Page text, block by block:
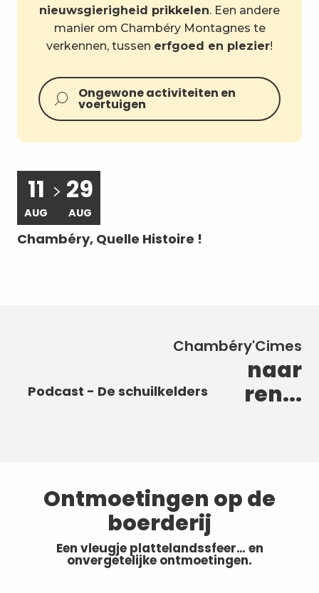
nieuwsgierigheid prikkelen. Een andere
manier om Chambéry Montagnes te
verkennen, tussen erfgoed en plezier!
Ongewone activiteiten en
voertuigen
11
AUG
29
AUG
Chambéry, Quelle Histoire !
Chambéry'Cimes
Ontdekkingen om naar
te luisteren...
Podcast - De Olifantenfontein
van Chambéry
hertogen van Savoye
Podcast - De schuilkelders
Ontmoetingen op de
boerderij
Een vleugje plattelandssfeer… en
onvergetelijke ontmoetingen.